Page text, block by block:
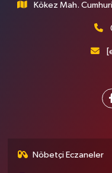
Kökez Mah.
Nöbetçi Eczaneler